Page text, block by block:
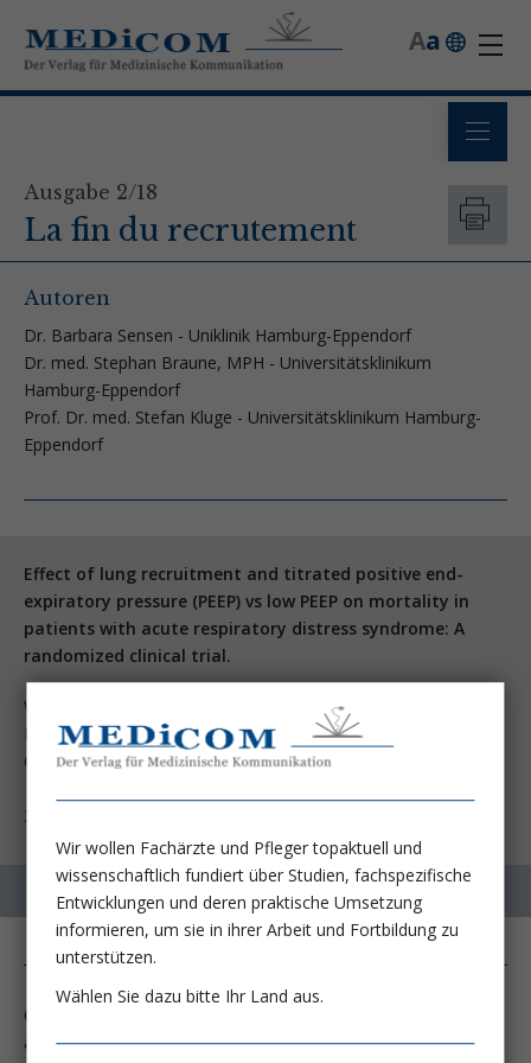
a
A
Ausgabe 2/18
La fin du recrutement
Autoren
Dr. Barbara Sensen - Uniklinik Hamburg-Eppendorf
Dr. med. Stephan Braune, MPH - Universitätsklinikum
Hamburg-Eppendorf
Prof. Dr. med. Stefan Kluge - Universitätsklinikum Hamburg-
Eppendorf
Effect of lung recruitment and titrated positive end-
expiratory pressure (PEEP) vs low PEEP on mortality in
patients with acute respiratory distress syndrome: A
randomized clinical trial.
Writing Group for the Alveolar Recruitment for Acute
Respiratory Distress Syndrome Trial (ART) Investigators,
Cavalcanti AB1, Suzumura ÉA, et al.
318:1335-1345
Chacun sait que l’application de pressions respiratoires élevées
à des fins de recrutement des régions alvéolaires collabées
Wir wollen Fachärzte und Pfleger topaktuell und
wissenschaftlich fundiert über Studien, fachspezifische
Entwicklungen und deren praktische Umsetzung
informieren, um sie in ihrer Arbeit und Fortbildung zu
unterstützen.
Wählen Sie dazu bitte Ihr Land aus.